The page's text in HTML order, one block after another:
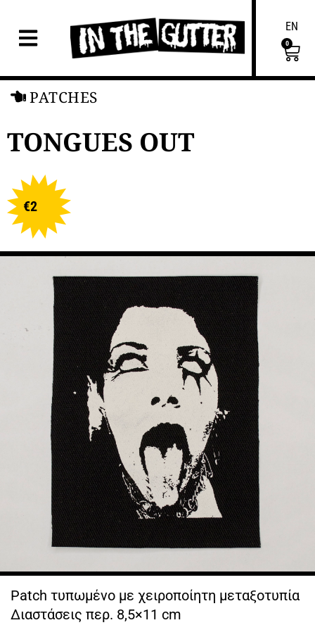
EN
0
PATCHES
TONGUES OUT
€2
Patch τυπωμένο με χειροποίητη μεταξοτυπία
Διαστάσεις περ. 8,5×11 cm